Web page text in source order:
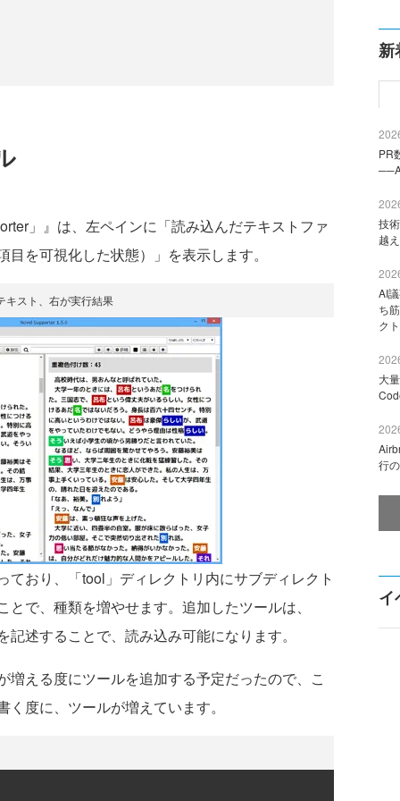
」』は、左ペインに「読み込んだテキストファ
を可視化した状態）」を表示します。
キスト、右が実行結果
おり、「tool」ディレクトリ内にサブディレクト
で、種類を増やせます。追加したツールは、
記述することで、読み込み可能になります。
える度にツールを追加する予定だったので、こ
度に、ツールが増えています。
新
PR
技
越
AI
ち
ク
大
行
イ